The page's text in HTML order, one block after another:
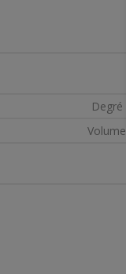
Degré
Volume